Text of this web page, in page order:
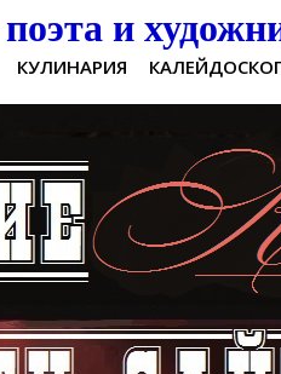
и
КУЛИНАРИЯ